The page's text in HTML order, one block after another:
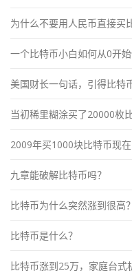
为什么不要用人民币直接买
一个比特币小白如何从0开始
美国财长一句话，引得比特
当初稀里糊涂买了20000枚
2009年买1000块比特币现在
九章能破解比特币吗？
比特币为什么突然涨到很高？
比特币是什么？
比特币涨到25万，家庭台式